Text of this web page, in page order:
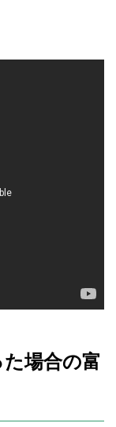
場合の富